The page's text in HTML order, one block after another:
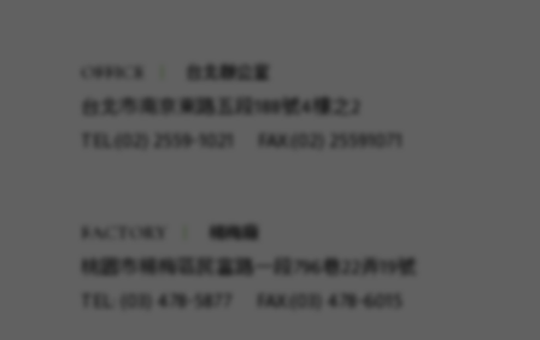
OFFICE 台北辦公室
台北市南京東路五段188號4樓之2
TEL:(02) 2559-1021
FAX:(02) 25591071
FACTORY 楊梅廠
桃園市楊梅區民富路一段796巷22弄19號
TEL: (03) 478-5877
FAX:(03) 478-6015